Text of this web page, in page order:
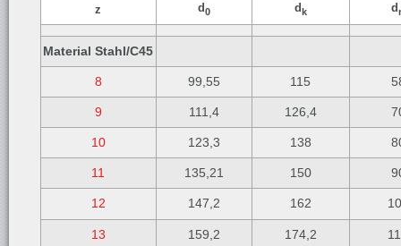
z
d0 dk d
Material Stahl/C45
8 99,55 115
9 111,4 126,4
10 123,3 138
11 135,21 150
12 147,2 162
13 159,2 174,2